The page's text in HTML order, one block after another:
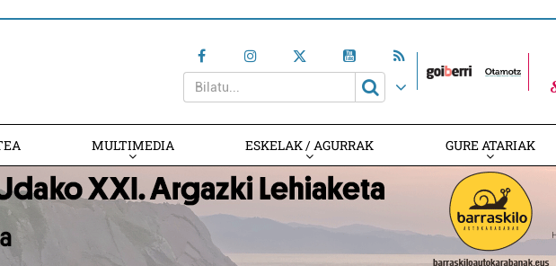
MULTIMEDIA ESKELAK / AGURRAK GURE ATARIAK